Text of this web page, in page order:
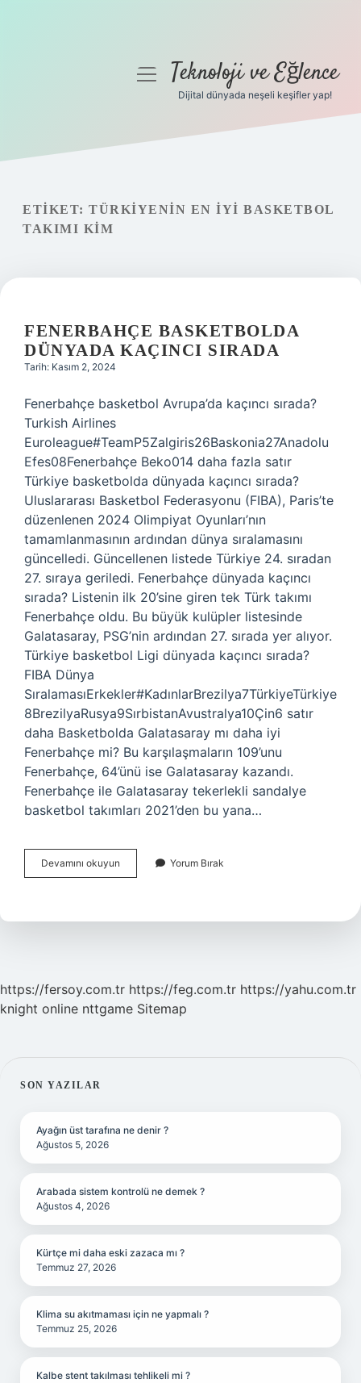
Gizlilik Politikası
Hakkımızda
menüyüTeknoloji ve Eğlence
Dijital dünyada neşeli keşifler yap!
ETIKET: TÜRKIYENIN EN IYI BASKETBOL
TAKIMI KIM
FENERBAHÇE BASKETBOLDA
DÜNYADA KAÇINCI SIRADA
Tarih: Kasım 2, 2024
Fenerbahçe basketbol Avrupa’da kaçıncı sırada?
Turkish Airlines
Euroleague#TeamP5Zalgiris26Baskonia27Anadolu
Efes08Fenerbahçe Beko014 daha fazla satır
Türkiye basketbolda dünyada kaçıncı sırada?
Uluslararası Basketbol Federasyonu (FIBA), Paris’te
düzenlenen 2024 Olimpiyat Oyunları’nın
tamamlanmasının ardından dünya sıralamasını
güncelledi. Güncellenen listede Türkiye 24. sıradan
27. sıraya geriledi. Fenerbahçe dünyada kaçıncı
sırada? Listenin ilk 20’sine giren tek Türk takımı
Fenerbahçe oldu. Bu büyük kulüpler listesinde
Galatasaray, PSG’nin ardından 27. sırada yer alıyor.
Türkiye basketbol Ligi dünyada kaçıncı sırada?
FIBA Dünya
SıralamasıErkekler#KadınlarBrezilya7TürkiyeTürkiye
8BrezilyaRusya9SırbistanAvustralya10Çin6 satır
daha Basketbolda Galatasaray mı daha iyi
Fenerbahçe mi? Bu karşılaşmaların 109’unu
Fenerbahçe, 64’ünü ise Galatasaray kazandı.
Fenerbahçe ile Galatasaray tekerlekli sandalye
basketbol takımları 2021’den bu yana…
Devamını okuyun Fenerbahçe
Basketbolda
Sırada
Yorum Bırak
https://fersoy.com.tr https://feg.com.tr https://yahu.com.tr
knight online nttgame Sitemap
SIDEBAR
SON YAZILAR
Ayağın üst tarafına ne denir ?
Ağustos 5, 2026
Arabada sistem kontrolü ne demek ?
Ağustos 4, 2026
Kürtçe mi daha eski zazaca mı ?
Temmuz 27, 2026
Klima su akıtmaması için ne yapmalı ?
Temmuz 25, 2026
Kalbe stent takılması tehlikeli mi ?